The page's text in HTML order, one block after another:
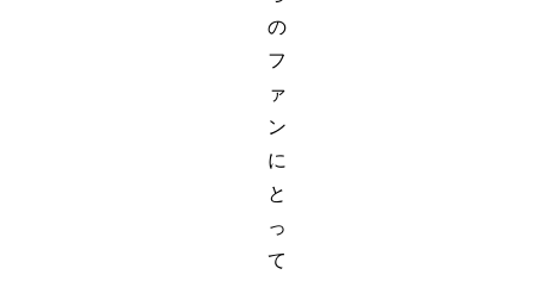
の
フ
ァ
ン
に
と
っ
て